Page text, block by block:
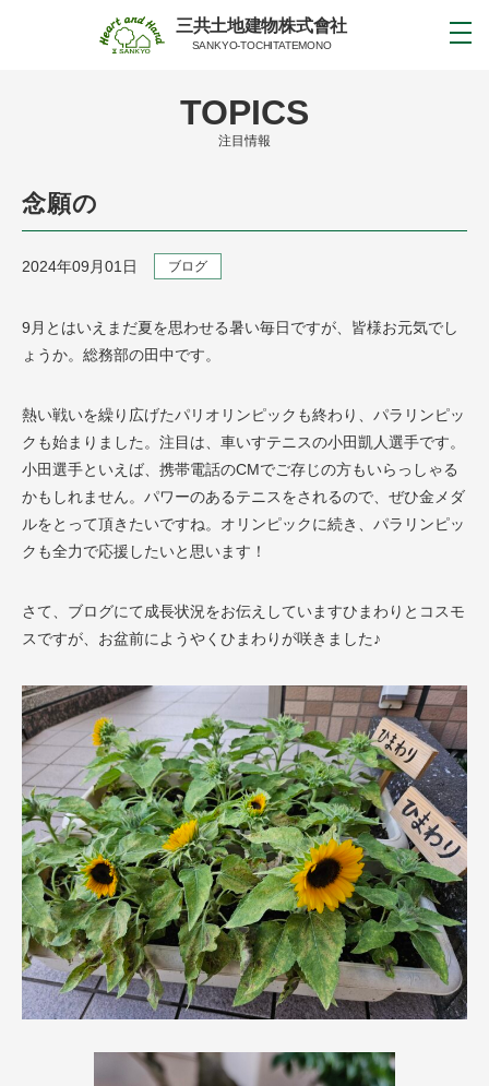
三共土地建物株式會社
SANKYO-TOCHITATEMONO
TOPICS
注目情報
念願の
2024年09月01日 ブログ
9月とはいえまだ夏を思わせる暑い毎日ですが、皆様お元気でし
ょうか。総務部の田中です。
熱い戦いを繰り広げたパリオリンピックも終わり、パラリンピッ
クも始まりました。注目は、車いすテニスの小田凱人選手です。
小田選手といえば、携帯電話のCMでご存じの方もいらっしゃる
かもしれません。パワーのあるテニスをされるので、ぜひ金メダ
ルをとって頂きたいですね。オリンピックに続き、パラリンピッ
クも全力で応援したいと思います！
さて、ブログにて成長状況をお伝えしていますひまわりとコスモ
スですが、お盆前にようやくひまわりが咲きました♪